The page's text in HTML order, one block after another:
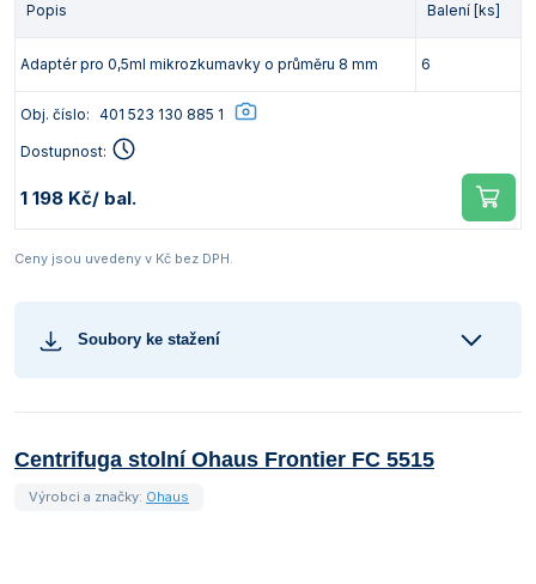
Popis Balení [ks]
Adaptér pro 0,5ml mikrozkumavky o průměru 8 mm 6
Obj. číslo: 401 523 130 885 1
Dostupnost:
1 198 Kč/ bal.
Ceny jsou uvedeny v Kč bez DPH.
Soubory ke stažení
Centrifuga stolní Ohaus Frontier FC 5515
Výrobci a značky: Ohaus